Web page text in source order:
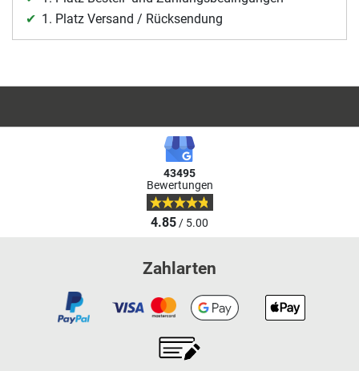
1. Platz Versand / Rücksendung
43495
Bewertungen
4.85/ 5.00
Zahlarten